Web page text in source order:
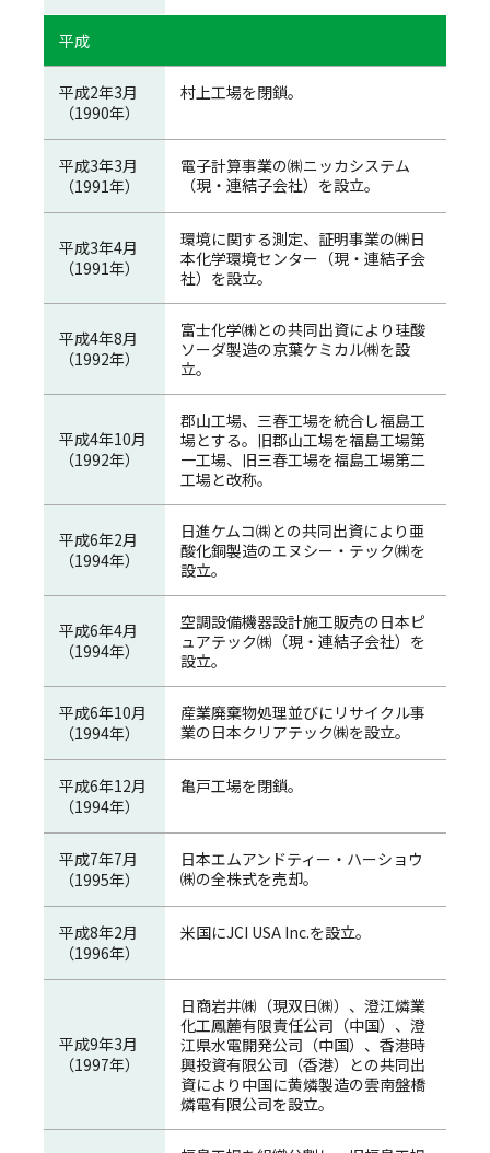
平成
平成2年3月
（1990年）
村上工場を閉鎖。
平成3年3月
（1991年）
電子計算事業の㈱ニッカシステム
（現・連結子会社）を設立。
平成3年4月
（1991年）
環境に関する測定、証明事業の㈱日
本化学環境センター（現・連結子会
社）を設立。
平成4年8月
（1992年）
富士化学㈱との共同出資により珪酸
ソーダ製造の京葉ケミカル㈱を設
立。
平成4年10月
（1992年）
郡山工場、三春工場を統合し福島工
場とする。旧郡山工場を福島工場第
一工場、旧三春工場を福島工場第二
工場と改称。
平成6年2月
（1994年）
日進ケムコ㈱との共同出資により亜
酸化銅製造のエヌシー・テック㈱を
設立。
平成6年4月
（1994年）
空調設備機器設計施工販売の日本ピ
ュアテック㈱（現・連結子会社）を
設立。
平成6年10月
（1994年）
産業廃棄物処理並びにリサイクル事
業の日本クリアテック㈱を設立。
平成6年12月
（1994年）
亀戸工場を閉鎖。
平成7年7月
（1995年）
日本エムアンドティー・ハーショウ
㈱の全株式を売却。
平成8年2月
（1996年）
米国にJCI USA Inc.を設立。
平成9年3月
（1997年）
日商岩井㈱（現双日㈱）、澄江燐業
化工鳳麓有限責任公司（中国）、澄
江県水電開発公司（中国）、香港時
興投資有限公司（香港）との共同出
資により中国に黄燐製造の雲南盤橋
燐電有限公司を設立。